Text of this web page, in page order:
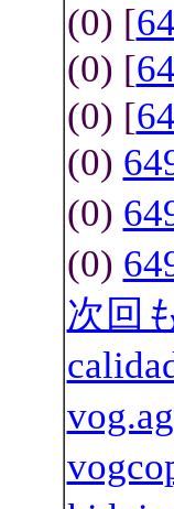
(0) [
(0) [
(0) [
(0)
(0)
(0)
次回